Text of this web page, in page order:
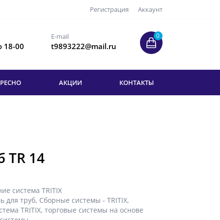
Регистрация Аккаунт
18-00
E-mail
t9893222@mail.ru
0
АКЦИИ КОНТАКТЫ
TR 14
система TRITIX
для труб, Сборные системы - TRITIX,
TRITIX, торговые системы на основе